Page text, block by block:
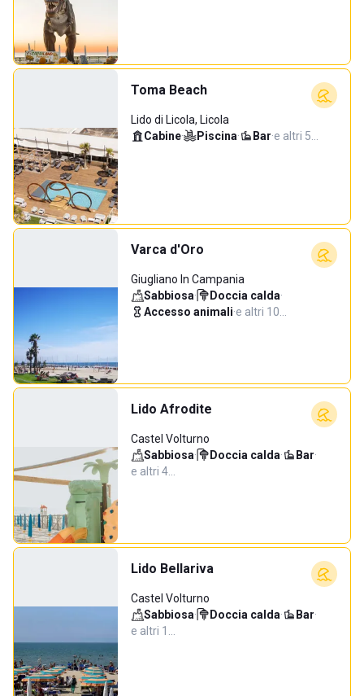
Toma Beach
Lido di Licola, Licola
Cabine· Piscina· Bar·e altri 5…
Varca d'Oro
Giugliano In Campania
Sabbiosa· Doccia calda·
Accesso animali·e altri 10…
Lido Afrodite
Castel Volturno
Sabbiosa· Doccia calda· Bar·
e altri 4…
Lido Bellariva
Castel Volturno
Sabbiosa· Doccia calda· Bar·
e altri 1…